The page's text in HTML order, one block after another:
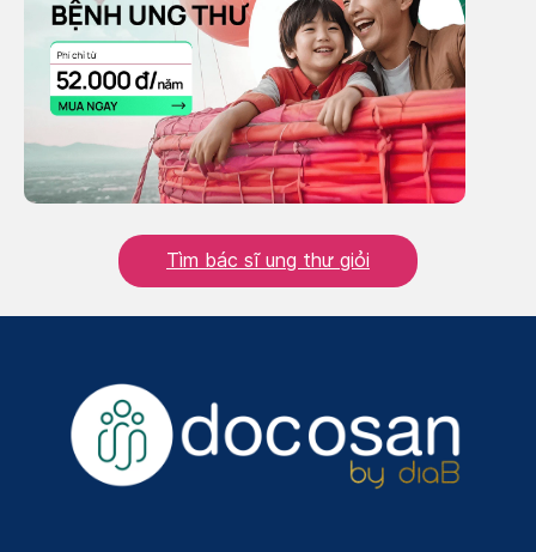
Tìm bác sĩ ung thư giỏi